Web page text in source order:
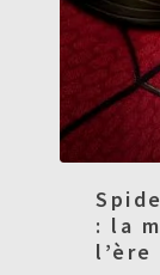
: la